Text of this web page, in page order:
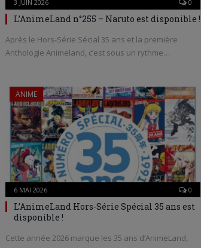
3 JUIN 2026 0
L’AnimeLand n°255 – Naruto est disponible !
Après le Hors-Série Sécial 35 ans et la première
Anthologie Animeland, c’est sous un rythme…
ANIME
6 MAI 2026 0
L’AnimeLand Hors-Série Spécial 35 ans est
disponible !
Cette année 2026 marque les 35 ans d’AnimeLand,